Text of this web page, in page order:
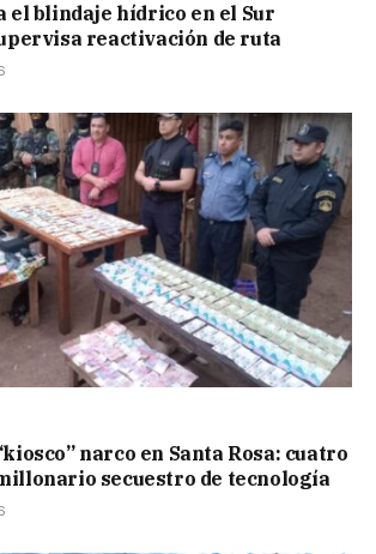
el blindaje hídrico en el Sur
reactivación de ruta
narco en Santa Rosa: cuatro
secuestro de tecnología